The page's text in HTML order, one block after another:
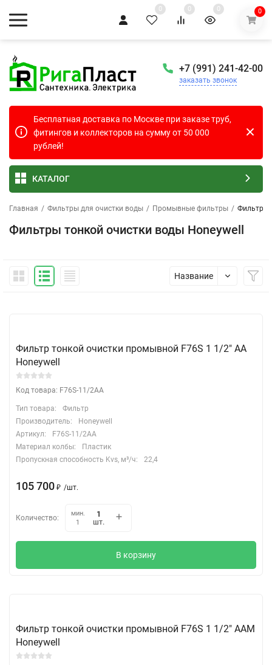
0 0 0 0
+7 (991) 241-42-00
заказать звонок
Бесплатная доставка по Москве при заказе труб,
фитингов и коллекторов на сумму от 50 000
рублей!
КАТАЛОГ
Главная / Фильтры для очистки воды / Промывные фильтры / Фильтры
Фильтры тонкой очистки воды Honeywell
Название
Фильтр тонкой очистки промывной F76S 1 1/2" АА
Honeywell
Код товара: F76S-11/2AA
Тип товара:
Фильтр
Производитель:
Honeywell
Артикул:
F76S-11/2AA
Материал колбы:
Пластик
Пропускная способность Kvs, м³/ч:
22,4
105 700 ₽ /шт.
Количество:
мин.
1
шт.
В корзину
Фильтр тонкой очистки промывной F76S 1 1/2" ААM
Honeywell